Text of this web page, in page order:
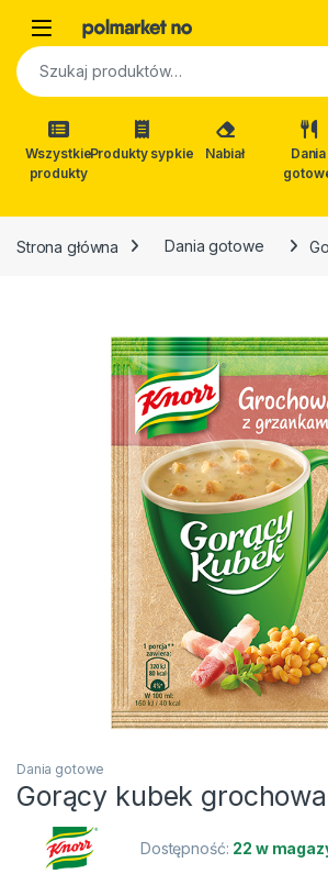
Open
Szukaj:
Wszystkie
produkty
Produkty sypkie Nabiał
Dania
Strona główna Dania gotowe
Dania gotowe
Gorący kubek
Dostępność: 22 w